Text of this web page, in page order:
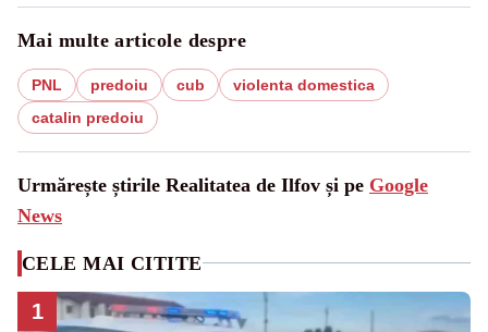
Mai multe articole despre
PNL predoiu cub
violenta domestica
catalin predoiu
Urmărește știrile Realitatea de Ilfov și pe Google
News
CELE MAI CITITE
1